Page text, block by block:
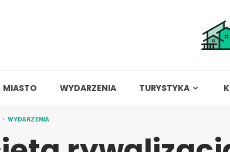
MIASTO WYDARZENIA TURYSTYKA
WYDARZENIA